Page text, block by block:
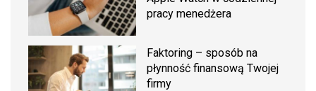
pracy menedżera
Faktoring – sposób na
płynność finansową Twojej
firmy